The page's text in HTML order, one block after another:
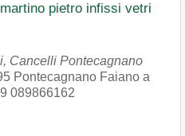
pietro infissi vetri
Cancelli Pontecagnano
Pontecagnano Faiano a
089866162